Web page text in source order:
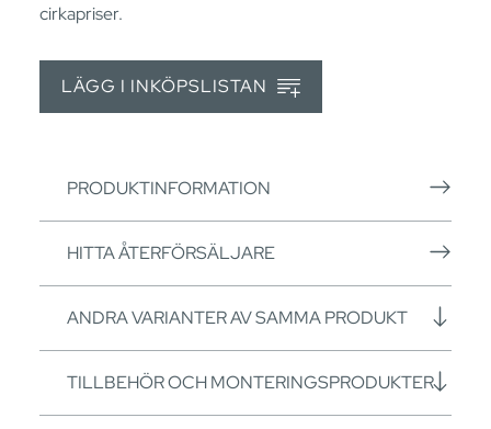
cirkapriser.
LÄGG I INKÖPSLISTAN
PRODUKTINFORMATION
HITTA ÅTERFÖRSÄLJARE
ANDRA VARIANTER AV SAMMA PRODUKT
TILLBEHÖR OCH MONTERINGSPRODUKTER